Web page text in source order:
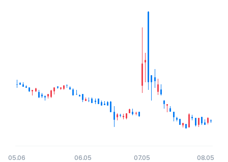
The chart has 1 Y axis displaying values. Data ranges from 0.65
05.06 06.05 07.05 08.05